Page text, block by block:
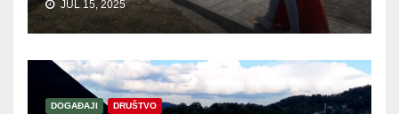
JUL 15, 2025
DOGAĐAJI DRUŠTVO